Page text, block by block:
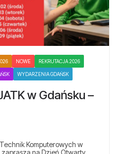
NOWE REKRUTACJA 2026
WYDARZENIA GDAŃSK
w Gdańsku –
Komputerowych w
zaprasza na Dzień Otwarty